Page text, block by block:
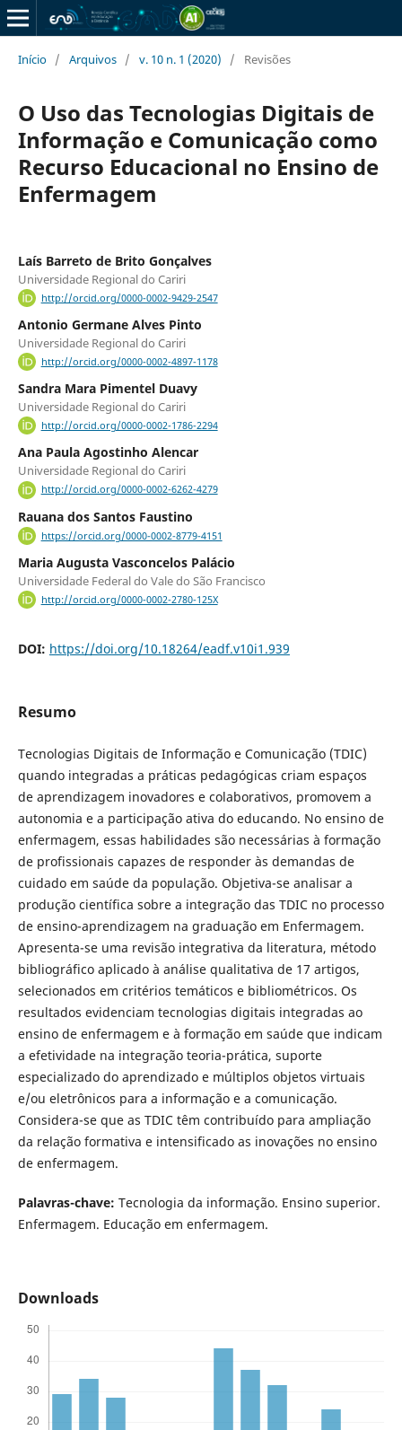
Início / Arquivos / v. 10 n. 1 (2020) / Revisões
O Uso das Tecnologias Digitais de
Informação e Comunicação como
Recurso Educacional no Ensino de
Enfermagem
Laí­s Barreto de Brito Gonçalves
Universidade Regional do Cariri
http://orcid.org/0000-0002-9429-2547
Antonio Germane Alves Pinto
Universidade Regional do Cariri
http://orcid.org/0000-0002-4897-1178
Sandra Mara Pimentel Duavy
Universidade Regional do Cariri
http://orcid.org/0000-0002-1786-2294
Ana Paula Agostinho Alencar
Universidade Regional do Cariri
http://orcid.org/0000-0002-6262-4279
Rauana dos Santos Faustino
https://orcid.org/0000-0002-8779-4151
Maria Augusta Vasconcelos Palácio
Universidade Federal do Vale do São Francisco
http://orcid.org/0000-0002-2780-125X
DOI: https://doi.org/10.18264/eadf.v10i1.939
Resumo
Tecnologias Digitais de Informação e Comunicação (TDIC)
quando integradas a práticas pedagógicas criam espaços
de aprendizagem inovadores e colaborativos, promovem a
autonomia e a participação ativa do educando. No ensino de
enfermagem, essas habilidades são necessárias à formação
de profissionais capazes de responder às demandas de
cuidado em saúde da população. Objetiva-se analisar a
produção científica sobre a integração das TDIC no processo
de ensino-aprendizagem na graduação em Enfermagem.
Apresenta-se uma revisão integrativa da literatura, método
bibliográfico aplicado à análise qualitativa de 17 artigos,
selecionados em critérios temáticos e bibliométricos. Os
resultados evidenciam tecnologias digitais integradas ao
ensino de enfermagem e à formação em saúde que indicam
a efetividade na integração teoria-prática, suporte
especializado do aprendizado e múltiplos objetos virtuais
e/ou eletrônicos para a informação e a comunicação.
Considera-se que as TDIC têm contribuído para ampliação
da relação formativa e intensificado as inovações no ensino
de enfermagem.
Palavras-chave: Tecnologia da informação. Ensino superior.
Enfermagem. Educação em enfermagem.
Downloads